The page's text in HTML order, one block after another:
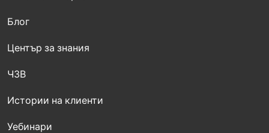
Блог
Център за знания
ЧЗВ
Истории на клиенти
Уебинари